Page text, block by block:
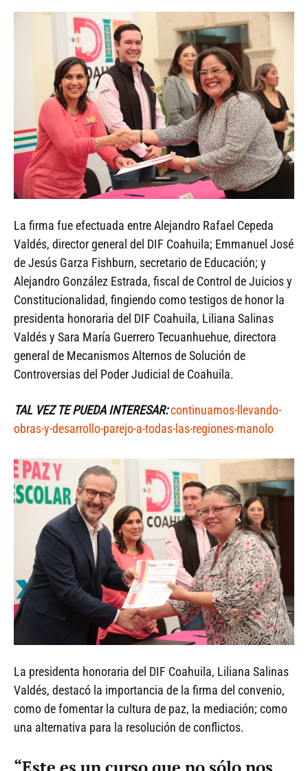
La firma fue efectuada entre Alejandro Rafael Cepeda
Valdés, director general del DIF Coahuila; Emmanuel José
de Jesús Garza Fishburn, secretario de Educación; y
Alejandro González Estrada, fiscal de Control de Juicios y
Constitucionalidad, fingiendo como testigos de honor la
presidenta honoraria del DIF Coahuila, Liliana Salinas
Valdés y Sara María Guerrero Tecuanhuehue, directora
general de Mecanismos Alternos de Solución de
Controversias del Poder Judicial de Coahuila.
TAL VEZ TE PUEDA INTERESAR:continuamos-llevando-
obras-y-desarrollo-parejo-a-todas-las-regiones-manolo
La presidenta honoraria del DIF Coahuila, Liliana Salinas
Valdés, destacó la importancia de la firma del convenio,
como de fomentar la cultura de paz, la mediación; como
una alternativa para la resolución de conflictos.